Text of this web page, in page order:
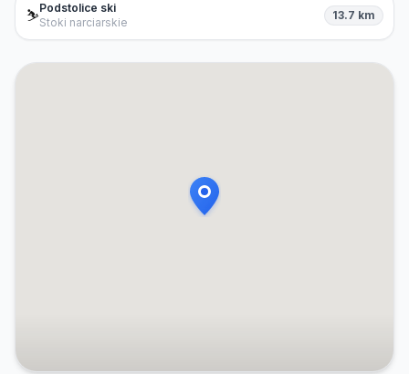
⛷️Podstolice ski
Stoki narciarskie
13.7 km